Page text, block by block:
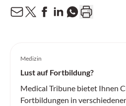
Medizin
Lust auf Fortbildung?
Medical Tribune bietet Ihnen
Fortbildungen in